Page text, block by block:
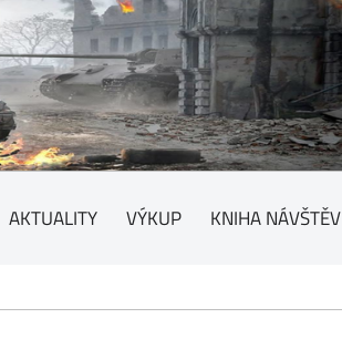
AKTUALITY VÝKUP KNIHA NÁVŠTĚV